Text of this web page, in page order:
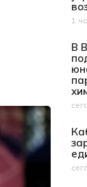
1
В